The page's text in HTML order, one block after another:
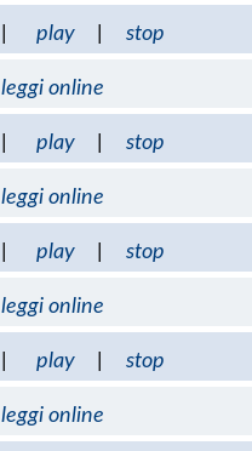
play stop
leggi online
play stop
leggi online
play stop
leggi online
play stop
leggi online